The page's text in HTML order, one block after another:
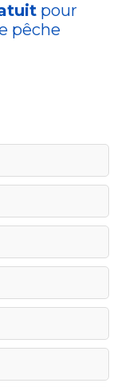
pour
pêche